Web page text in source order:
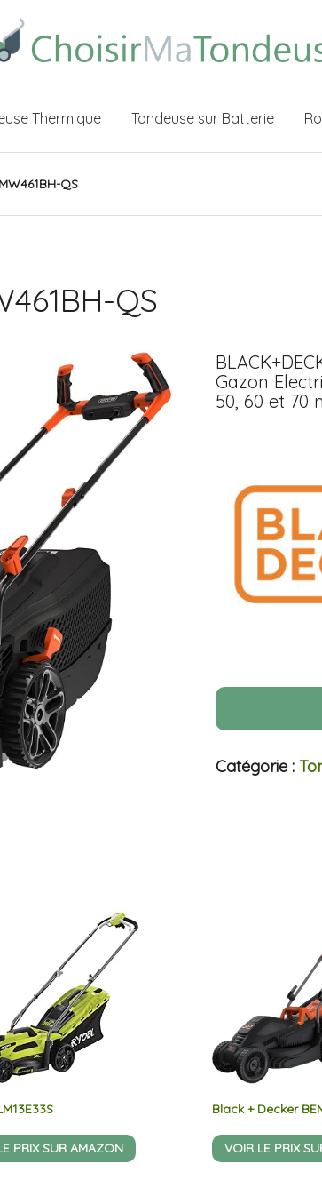
Thermique Tondeuse sur Batterie
QS
QS
Gazon
50, 60 et 70
Catégorie :
PRIX SUR AMAZON
Black + Decker
VOIR LE PRIX